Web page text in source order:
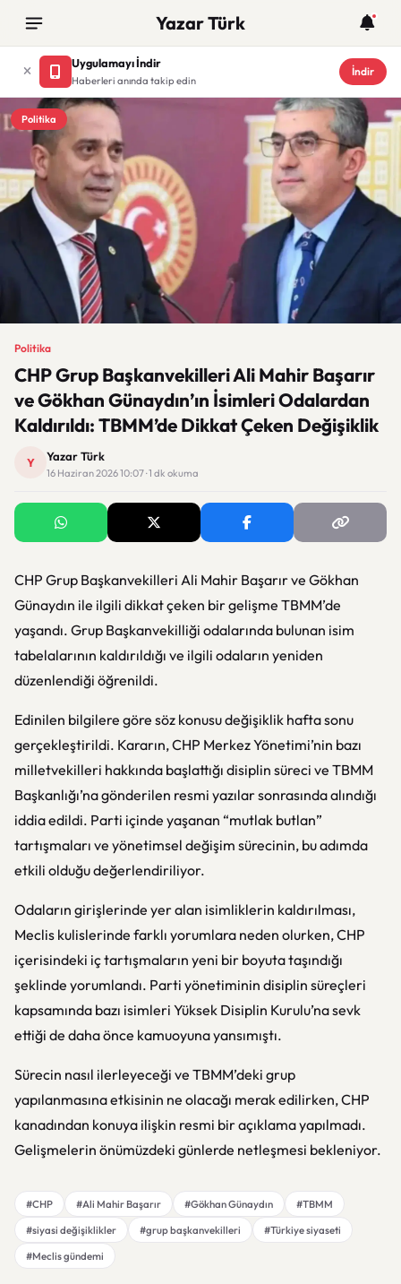
Yazar Türk
Uygulamayı İndir
Haberleri anında takip edin
İndir
Politika
Politika
CHP Grup Başkanvekilleri Ali Mahir Başarır
ve Gökhan Günaydın’ın İsimleri Odalardan
Kaldırıldı: TBMM’de Dikkat Çeken Değişiklik
Y Yazar Türk
16 Haziran 2026 10:07 · 1 dk okuma
CHP Grup Başkanvekilleri Ali Mahir Başarırve Gökhan
Günaydın ile ilgili dikkat çeken bir gelişme TBMM’de
yaşandı. Grup Başkanvekilliği odalarında bulunan isim
tabelalarının kaldırıldığı ve ilgili odaların yeniden
düzenlendiği öğrenildi.
Edinilen bilgilere göre söz konusu değişiklik hafta sonu
gerçekleştirildi. Kararın, CHP Merkez Yönetimi’nin bazı
milletvekilleri hakkında başlattığı disiplin süreci ve TBMM
Başkanlığı’na gönderilen resmi yazılar sonrasında alındığı
iddia edildi. Parti içinde yaşanan “mutlak butlan”
tartışmaları ve yönetimsel değişim sürecinin, bu adımda
etkili olduğu değerlendiriliyor.
Odaların girişlerinde yer alan isimliklerin kaldırılması,
Meclis kulislerinde farklı yorumlara neden olurken, CHP
içerisindeki iç tartışmaların yeni bir boyuta taşındığı
şeklinde yorumlandı. Parti yönetiminin disiplin süreçleri
kapsamında bazı isimleri Yüksek Disiplin Kurulu’na sevk
ettiği de daha önce kamuoyuna yansımıştı.
Sürecin nasıl ilerleyeceği ve TBMM’deki grup
yapılanmasına etkisinin ne olacağı merak edilirken, CHP
kanadından konuya ilişkin resmi bir açıklama yapılmadı.
Gelişmelerin önümüzdeki günlerde netleşmesi bekleniyor.
#CHP #Ali Mahir Başarır #Gökhan Günaydın
#TBMM
#siyasi değişiklikler
#grup başkanvekilleri
#Türkiye siyaseti
#Meclis gündemi